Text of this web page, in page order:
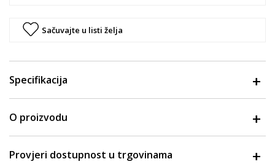
Sačuvajte u listi želja
Specifikacija
O proizvodu
Provjeri dostupnost u trgovinama